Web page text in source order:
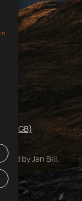
(AGB)
by Jan Bill.